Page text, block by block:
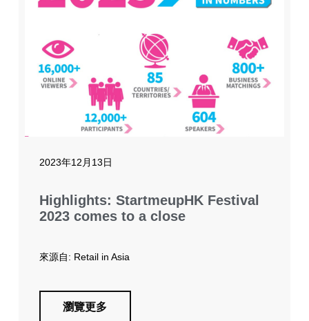
2023年12月13日
Highlights: StartmeupHK Festival
2023 comes to a close
來源自: Retail in Asia
瀏覽更多